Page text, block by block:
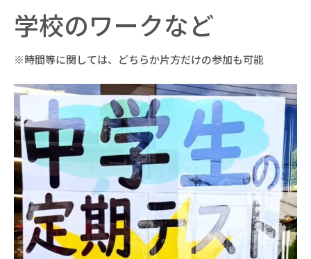
学校のワークなど
※時間等に関しては、どちらか片方だけの参加も可能